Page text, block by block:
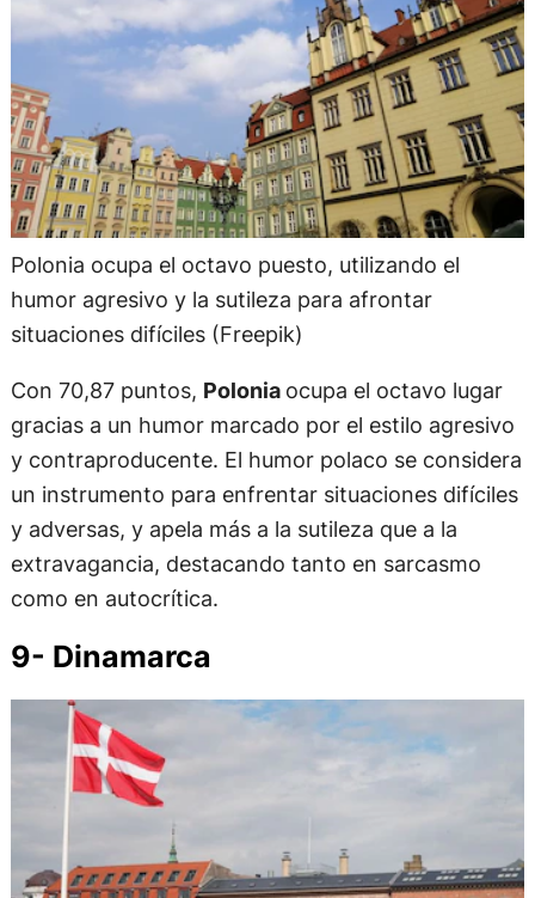
Polonia ocupa el octavo puesto, utilizando el
humor agresivo y la sutileza para afrontar
situaciones difíciles (Freepik)
Con 70,87 puntos, Polonia ocupa el octavo lugar
gracias a un humor marcado por el estilo agresivo
y contraproducente. El humor polaco se considera
un instrumento para enfrentar situaciones difíciles
y adversas, y apela más a la sutileza que a la
extravagancia, destacando tanto en sarcasmo
como en autocrítica.
9- Dinamarca